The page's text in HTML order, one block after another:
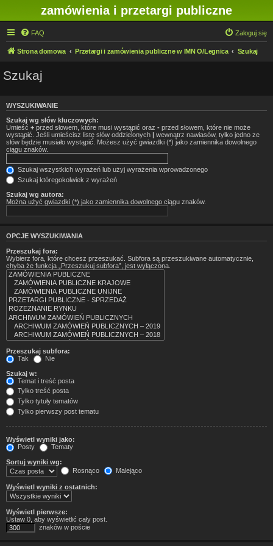
zamówienia i przetargi publiczne
FAQ Zaloguj się
Strona domowa Przetargi i zamówienia publiczne w IMN O/Legnica Szukaj
Szukaj
WYSZUKIWANIE
Szukaj wg słów kluczowych:
Umieść + przed słowem, które musi wystąpić oraz - przed słowem, które nie może
wystąpić. Jeśli umieścisz listę słów oddzielonych | wewnątrz nawiasów, tylko jedno ze
słów będzie musiało wystąpić. Możesz użyć gwiazdki (*) jako zamiennika dowolnego
ciągu znaków.
Szukaj wszystkich wyrażeń lub użyj wyrażenia wprowadzonego
Szukaj któregokolwiek z wyrażeń
Szukaj wg autora:
Można użyć gwiazdki (*) jako zamiennika dowolnego ciągu znaków.
OPCJE WYSZUKIWANIA
Przeszukaj fora:
Wybierz fora, które chcesz przeszukać. Subfora są przeszukiwane automatycznie,
chyba że funkcja „Przeszukuj subfora”, jest wyłączona.
Przeszukaj subfora:
Tak
Nie
Szukaj w:
Temat i treść posta
Tylko treść posta
Tylko tytuły tematów
Tylko pierwszy post tematu
Wyświetl wyniki jako:
Posty
Tematy
Sortuj wyniki wg:
Rosnąco
Malejąco
Wyświetl wyniki z ostatnich:
Wyświetl pierwsze:
Ustaw 0, aby wyświetlić cały post.
znaków w poście